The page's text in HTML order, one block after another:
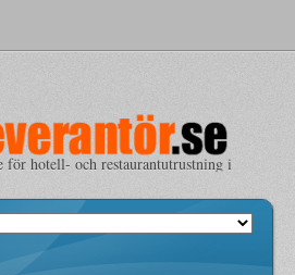
för hotell- och restaurantutrustning i